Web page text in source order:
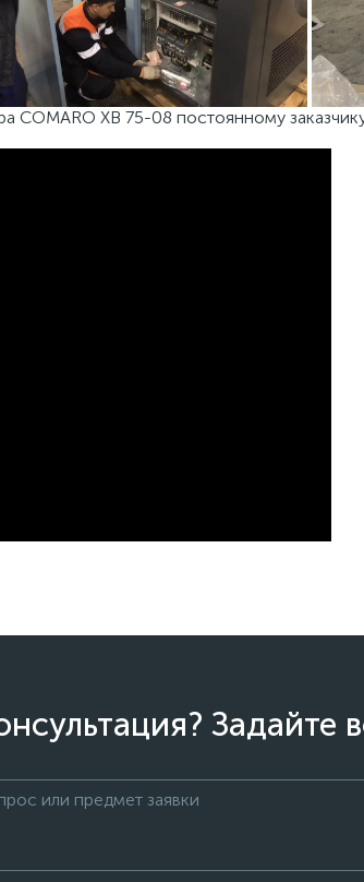
COMARO XB 75-08 постоянному
Задайте